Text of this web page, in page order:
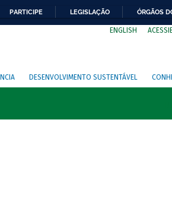
PARTICIPE LEGISLAÇÃO ÓRGÃOS
ENGLISH
DESENVOLVIMENTO SUSTENTÁVEL